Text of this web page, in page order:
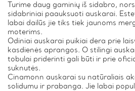
Turime daug gaminių iš sidabro,
sidabriniai paauksuoti auskarai.
labai dailūs jie tiks tiek jaunoms
moterims.
Odiniai auskarai puikiai dera prie
kasdienės aprangos. O stilingi
tobulai priderinti gali būti ir prie
suknutės.
Cinamonn auskarai su natūraliais
solidumu ir prabanga. Jie labai